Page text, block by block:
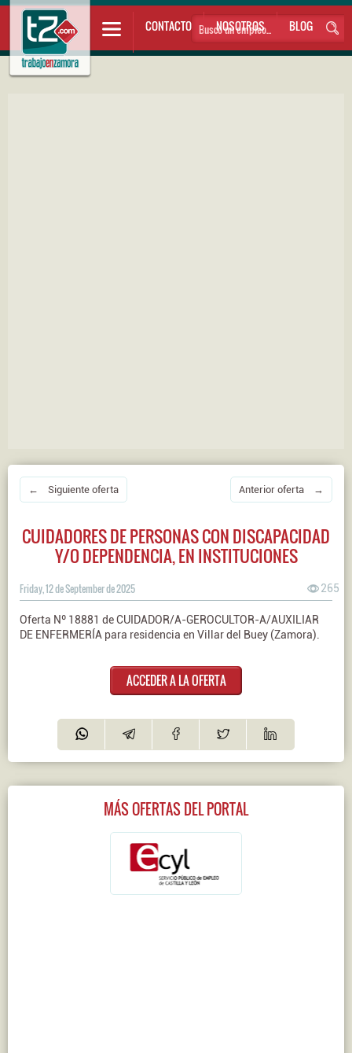
CONTACTO NOSOTROS BLOG
← Siguiente oferta Anterior oferta →
CUIDADORES DE PERSONAS CON DISCAPACIDAD
Y/O DEPENDENCIA, EN INSTITUCIONES
Friday, 12 de September de 2025 265
Oferta Nº 18881 de CUIDADOR/A-GEROCULTOR-A/AUXILIAR
DE ENFERMERÍA para residencia en Villar del Buey (Zamora).
ACCEDER A LA OFERTA
MÁS OFERTAS DEL PORTAL